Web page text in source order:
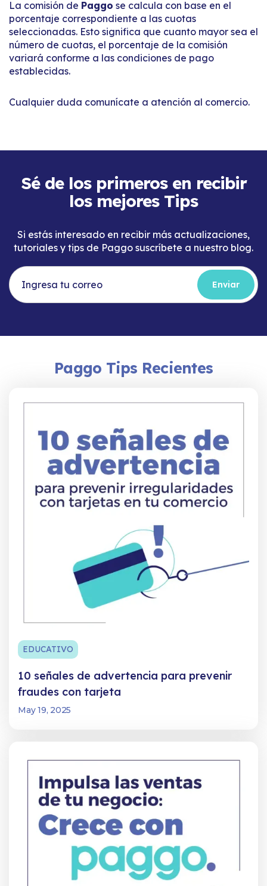
La comisión de Paggo se calcula con base en el
porcentaje correspondiente a las cuotas
seleccionadas. Esto significa que cuanto mayor sea el
número de cuotas, el porcentaje de la comisión
variará conforme a las condiciones de pago
establecidas.
Cualquier duda comunícate a atención al comercio.
Sé de los primeros en recibir
los mejores Tips
Si estás interesado en recibir más actualizaciones,
tutoriales y tips de Paggo suscríbete a nuestro blog.
Paggo Tips Recientes
EDUCATIVO
10 señales de advertencia para prevenir
fraudes con tarjeta
May 19, 2025